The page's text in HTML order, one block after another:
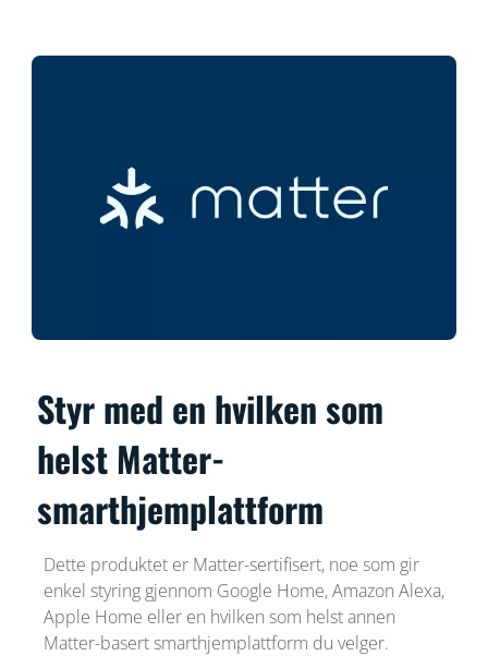
Styr med en hvilken som
helst Matter-
smarthjemplattform
Dette produktet er Matter-sertifisert, noe som gir
enkel styring gjennom Google Home, Amazon Alexa,
Apple Home eller en hvilken som helst annen
Matter-basert smarthjemplattform du velger.